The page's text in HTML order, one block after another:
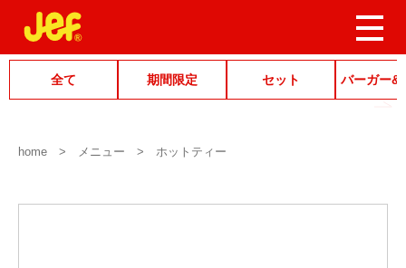
全て 期間限定 セット バーガー&
home メニュー ホットティー